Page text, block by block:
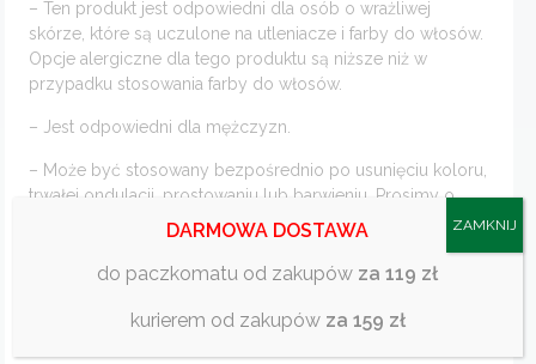
– Ten produkt jest odpowiedni dla osób o wrażliwej
skórze, które są uczulone na utleniacze i farby do włosów.
Opcje alergiczne dla tego produktu są niższe niż w
przypadku stosowania farby do włosów.
– Jest odpowiedni dla mężczyzn.
– Może być stosowany bezpośrednio po usunięciu koloru,
trwałej ondulacji, prostowaniu lub barwieniu. Prosimy o
uważne przeczytanie instrukcji.
Kolor utrzymuje się od 4 do 12 myć, w zależności od
wybranego koloru i rodzaju włosów. Możesz ponownie
użyć produktu w dowolnym momencie, bez ryzyka dla
DARMOWA DOSTAWA
do paczkomatu od zakupów za 119 zł
kurierem od zakupów za 159 zł
ZAMKNIJ